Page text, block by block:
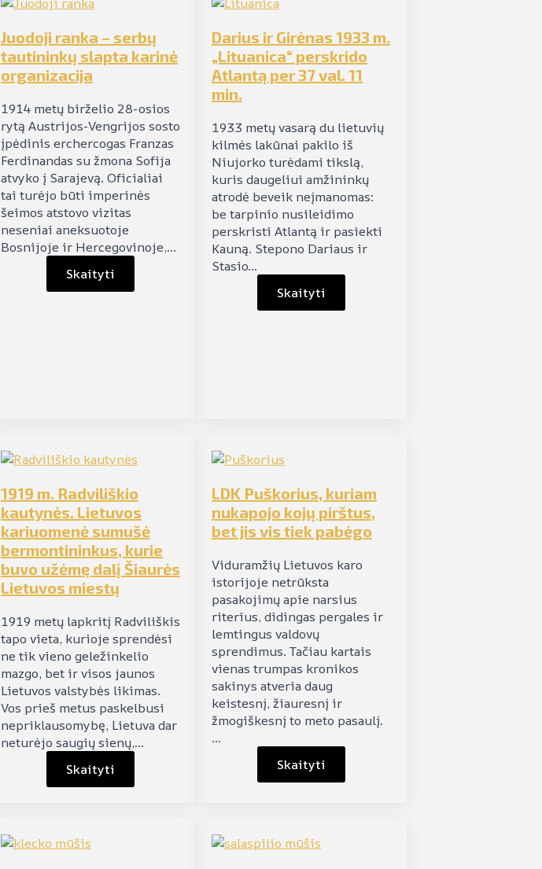
Juodoji ranka – serbų
tautininkų slapta karinė
organizacija
1914 metų birželio 28-osios
rytą Austrijos-Vengrijos sosto
įpėdinis erchercogas Franzas
Ferdinandas su žmona Sofija
atvyko į Sarajevą. Oficialiai
tai turėjo būti imperinės
šeimos atstovo vizitas
neseniai aneksuotoje
Bosnijoje ir Hercegovinoje,…
Skaityti
Darius ir Girėnas 1933 m.
„Lituanica“ perskrido
Atlantą per 37 val. 11
min.
1933 metų vasarą du lietuvių
kilmės lakūnai pakilo iš
Niujorko turėdami tikslą,
kuris daugeliui amžininkų
atrodė beveik neįmanomas:
be tarpinio nusileidimo
perskristi Atlantą ir pasiekti
Kauną. Stepono Dariaus ir
Stasio…
Skaityti
1919 m. Radviliškio
kautynės. Lietuvos
kariuomenė sumušė
bermontininkus, kurie
buvo užėmę dalį Šiaurės
Lietuvos miestų
1919 metų lapkritį Radviliškis
tapo vieta, kurioje sprendėsi
ne tik vieno geležinkelio
mazgo, bet ir visos jaunos
Lietuvos valstybės likimas.
Vos prieš metus paskelbusi
nepriklausomybę, Lietuva dar
neturėjo saugių sienų,…
Skaityti
LDK Puškorius, kuriam
nukapojo kojų pirštus,
bet jis vis tiek pabėgo
Viduramžių Lietuvos karo
istorijoje netrūksta
pasakojimų apie narsius
riterius, didingas pergales ir
lemtingus valdovų
sprendimus. Tačiau kartais
vienas trumpas kronikos
sakinys atveria daug
keistesnį, žiauresnį ir
žmogiškesnį to meto pasaulį.
…
Skaityti